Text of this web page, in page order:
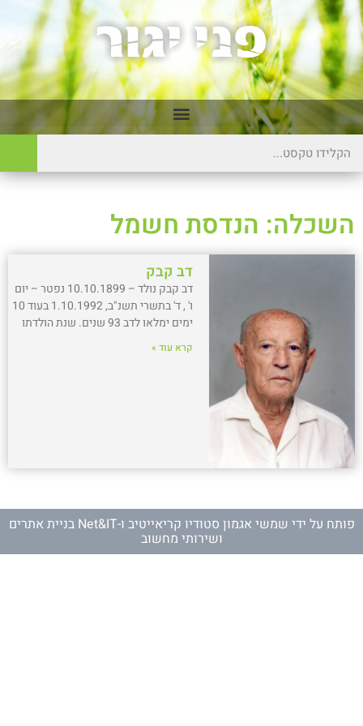
השכלה: הנדסת חשמל
דב קבק
דב קבק נולד – 10.10.1899 נפטר – יום
ו' , ד' בתשרי תשנ"ב, 1.10.1992 בעוד 10
ימים ימלאו לדב 93 שנים. שנת הולדתו
קרא עוד »
פותח על ידי שמשי אגמון סטודיו קריאייטיב ו- Net&IT בניית אתרים
ושירותי מחשוב